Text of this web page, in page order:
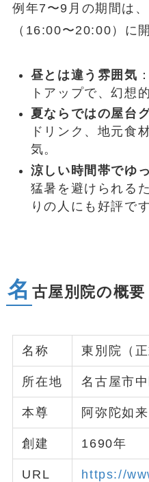
例年7〜9月の期間は
（16:00〜20:00）に
昼とは違う雰囲気
トアップで、幻想
夏ならではの屋台
ドリンク、地元食
気。
涼しい時間帯でゆ
猛暑を避けられる
りの人にも好評です
名 古屋別院の概要
名称 東別院（
所在地 名古屋市
本尊 阿弥陀如来
創建 1690年
URL https://